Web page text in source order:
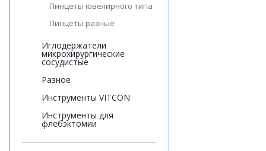
Пинцеты ювелирного типа
Пинцеты разные
Иглодержатели
микрохирургические
сосудистые
Разное
Инструменты VITCON
Инструменты для
флебэктомии